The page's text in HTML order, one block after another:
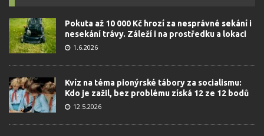
Pokuta až 10 000 Kč hrozí za nesprávné sekání i
nesekání trávy. Záleží i na prostředku a lokaci
1.6.2026
Kvíz na téma pionýrské tábory za socialismu:
Kdo je zažil, bez problému získá 12 ze 12 bodů
12.5.2026